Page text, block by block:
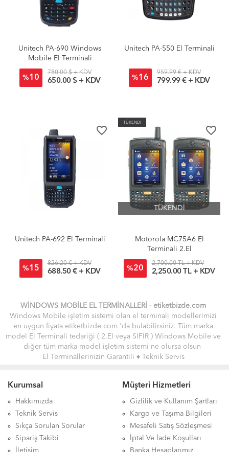
Unitech PA-690 Windows
Mobile El Terminali
%10
780.00 $ + KDV
650.00 $ + KDV
Unitech PA-550 El Terminali
%16
959.99 € + KDV
799.99 € + KDV
favorite_border
Unitech PA-692 El Terminali
%15
826.20 € + KDV
688.50 € + KDV
TÜKENDİ
favorite_border
TÜKENDİ
Motorola MC75A6 El
Terminali 2.El
%20
2,700.00 TL + KDV
2,250.00 TL + KDV
WİNDOWS MOBİLE EL TERMİNALLERİ -etiketbizde.com
Windows Mobile işletim sistemi olan el terminali modellerimizi
en uygun fiyata etiketbizde.com 'da bulabilirsiniz. Tüm marka
model El Terminali tedariği ( 2.El veya SIFIR ) Windows Mobile ve
diğer tüm marka model işletim sistemi ne olursa olsun
El Terminallerinizin Garantili ♦ Teknik Servis
sorunlar ile alakalı tüm desteği uzman teknisyen arkadaşlarımızdan
bir telefon yardımı ile alabilirsiniz.
Kurumsal
Hakkımızda
Teknik Servis
Sıkça Sorulan Sorular
Sipariş Takibi
İletişim
Müşteri Hizmetleri
Gizlilik ve Kullanım Şartları
Kargo ve Taşıma Bilgileri
Mesafeli Satış Sözleşmesi
İptal Ve İade Koşulları
Banka Hesaplarımız